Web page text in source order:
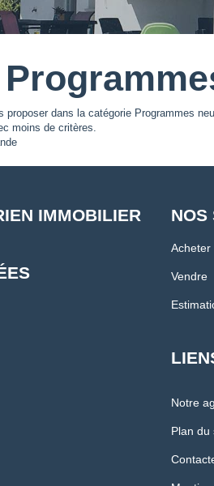
proposer dans la catégorie Programmes
moins de critères.
IMMOBILIER NOS
Acheter
Vendre
Notre
Plan du